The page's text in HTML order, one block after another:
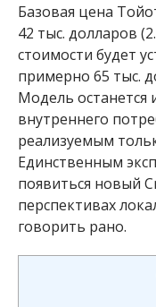
Базовая цена
42 тыс. долларов
стоимости будет
примерно 65 тыс.
Модель останется
внутреннего
реализуемым
Единственным
появиться новый
перспективах
говорить рано.